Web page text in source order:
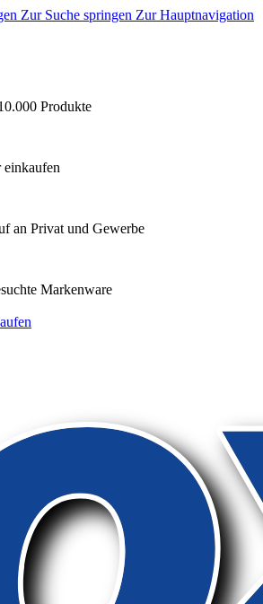
Zur Suche springen Zur Hauptnavigation
Produkte
einkaufen
an Privat und Gewerbe
Markenware